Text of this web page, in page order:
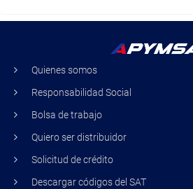
Quienes somos
Responsabilidad Social
Bolsa de trabajo
Quiero ser distribuidor
Solicitud de crédito
Descargar códigos del SAT